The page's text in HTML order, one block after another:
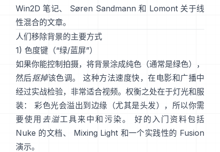
Win2D 笔记、 Søren Sandmann 和 Lomont 关于线
性混合的文章。
人们移除背景的主要方式
1) 色度键（“绿/蓝屏”）
如果你能控制拍摄，将背景涂成纯色（通常是绿色），
然后抠掉该色调。 这种方法速度快，在电影和广播中
经过实战检验，非常适合视频。权衡之处在于灯光和服
装： 彩色光会溢出到边缘（尤其是头发），所以你需
要使用 去溢工具来中和污染。 好的入门资料包括
Nuke 的文档、 Mixing Light 和一个实践性的 Fusion
演示。